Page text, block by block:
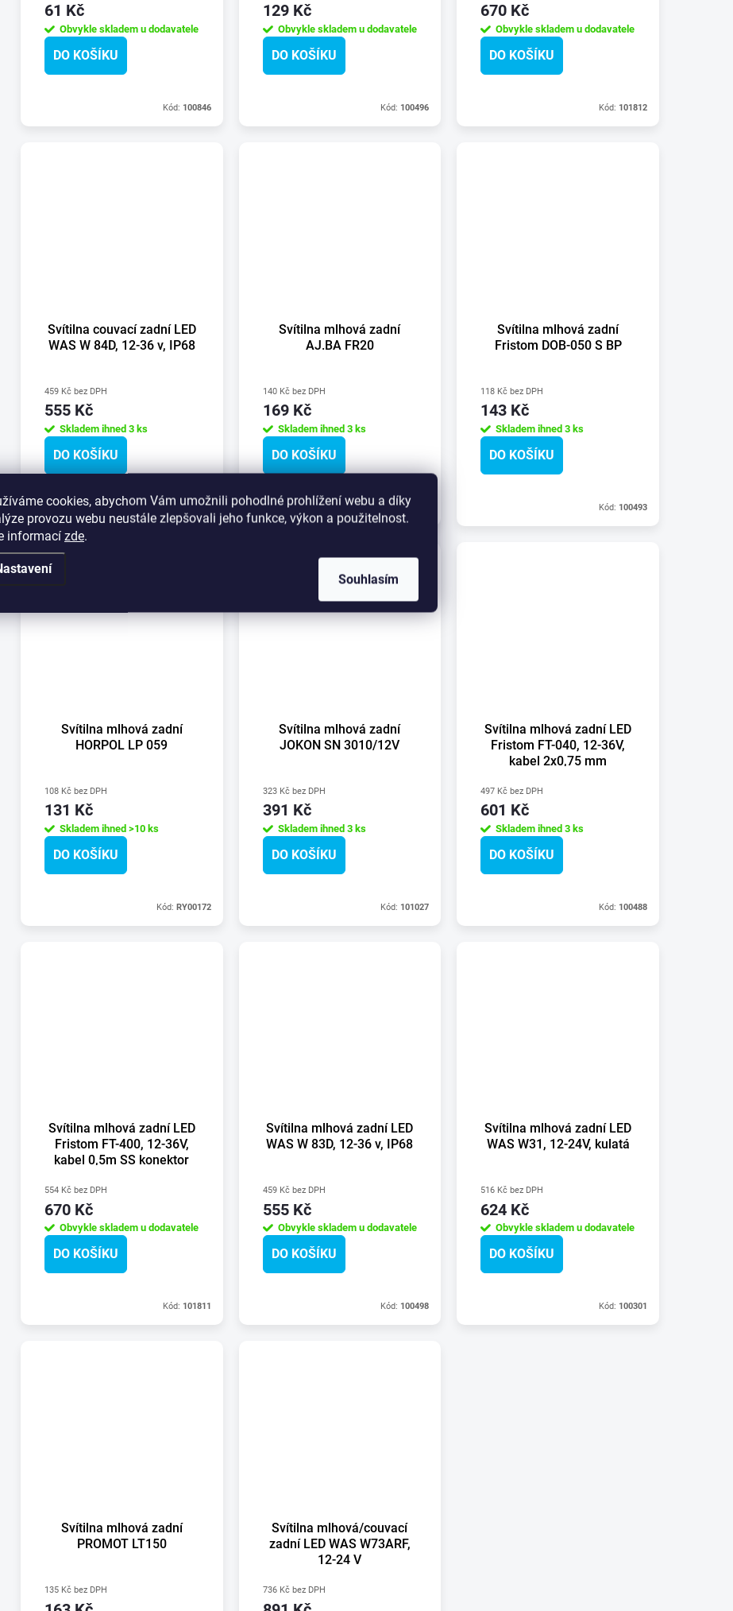
cookies, abychom Vám umožnili pohodlné prohlížení webu a díky
provozu webu neustále zlepšovali jeho funkce, výkon a použitelnost.
informací zde.
Souhlasím
61 Kč
Obvykle skladem u dodavatele
DO KOŠÍKU
Kód: 100846
129 Kč
Obvykle skladem u dodavatele
DO KOŠÍKU
Kód: 100496
670 Kč
Obvykle skladem u dodavatele
DO KOŠÍKU
Kód: 101812
Svítilna couvací zadní LED
WAS W 84D, 12-36 v, IP68
459 Kč bez DPH
555 Kč
Skladem ihned 3 ks
DO KOŠÍKU
Kód:100499
Svítilna mlhová zadní
AJ.BA FR20
140 Kč bez DPH
169 Kč
Skladem ihned 3 ks
DO KOŠÍKU
Kód:100041
Svítilna mlhová zadní
Fristom DOB-050 S BP
118 Kč bez DPH
143 Kč
Skladem ihned3 ks
DO KOŠÍKU
Kód: 100493
Svítilna mlhová zadní
HORPOL LP 059
108 Kč bez DPH
131 Kč
Skladem ihned >10 ks
DO KOŠÍKU
Kód: RY00172
Svítilna mlhová zadní
JOKON SN 3010/12V
323 Kč bez DPH
391 Kč
Skladem ihned 3 ks
DO KOŠÍKU
Kód: 101027
Svítilna mlhová zadní LED
Fristom FT-040, 12-36V,
kabel 2x0,75 mm
497 Kč bez DPH
601 Kč
Skladem ihned3 ks
DO KOŠÍKU
Kód: 100488
Svítilna mlhová zadní LED
Fristom FT-400, 12-36V,
kabel 0,5m SS konektor
554 Kč bez DPH
670 Kč
Obvykle skladem u dodavatele
DO KOŠÍKU
Kód: 101811
Svítilna mlhová zadní LED
WAS W 83D, 12-36 v, IP68
459 Kč bez DPH
555 Kč
Obvykle skladem u dodavatele
DO KOŠÍKU
Kód: 100498
Svítilna mlhová zadní LED
WAS W31, 12-24V, kulatá
516 Kč bez DPH
624 Kč
Obvykle skladem u dodavatele
DO KOŠÍKU
Kód: 100301
Svítilna mlhová zadní
PROMOT LT150
135 Kč bez DPH
Svítilna mlhová/couvací
zadní LED WAS W73ARF,
12-24 V
736 Kč bez DPH